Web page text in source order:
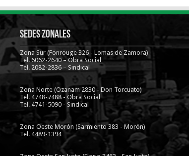
Sedes Zonales
Zona Sur (Fonrouge 326 - Lomas de Zamora)
Tel. 6062-2640 – Obra Social
Tel. 2082-2836 – Sindical
Zona Norte (Ozanam 2830 - Don Torcuato)
Tel. 4748-7488 - Obra Social
Tel. 4741-5090 - Sindical
Zona Oeste Morón (Sarmiento 383 - Morón)
Tel. 4489-1394